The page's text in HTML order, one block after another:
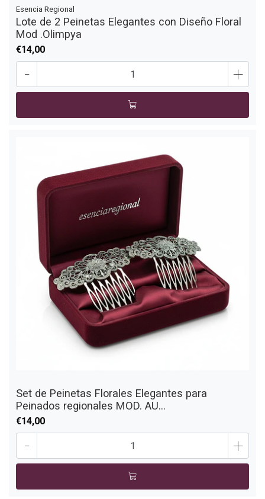
Esencia Regional
Lote de 2 Peinetas Elegantes con Diseño Floral
Mod .Olimpya
€14,00
- +
Set de Peinetas Florales Elegantes para
Peinados regionales MOD. AU...
€14,00
- +